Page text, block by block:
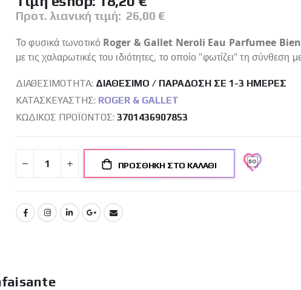
Προτ. λιανική τιμή: 26,00 €
Το φυσικά τωνοτικό Roger & Gallet Neroli Eau Parfumee
με τις χαλαρωτικές του ιδιότητες, το οποίο "φωτίζει" τη σύνθεση
ΔΙΑΘΕΣΙΜΌΤΗΤΑ: ΔΙΑΘΈΣΙΜΟ / ΠΑΡΆΔΟΣΗ ΣΕ 1-3 ΗΜΈΡΕΣ
ΚΑΤΑΣΚΕΥΑΣΤΉΣ: ROGER & GALLET
ΚΩΔΙΚΌΣ ΠΡΟΪΌΝΤΟΣ 3701436907853
ΠΡΟΣΘΉΚΗ ΣΤΟ ΚΑΛΆΘΙ